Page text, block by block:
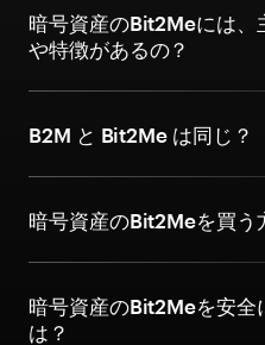
暗号資産のBit2Meには、
や特徴があるの？
B2M と Bit2Me は同じ？
暗号資産のBit2Meを買う
暗号資産のBit2Meを安全
は？